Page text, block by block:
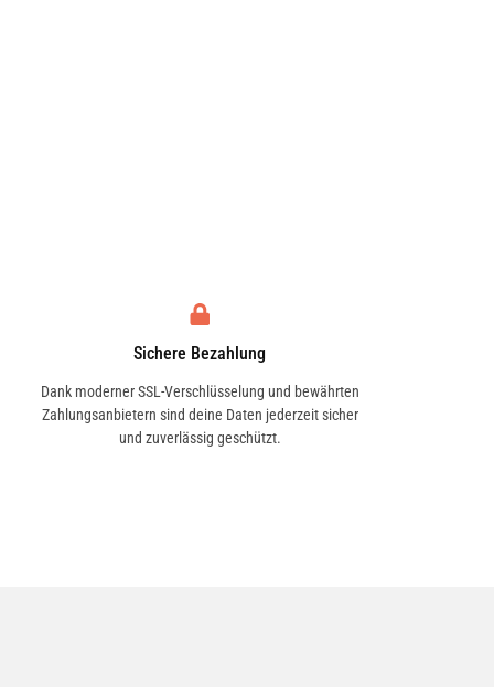
Sichere Bezahlung
Dank moderner SSL-Verschlüsselung und bewährten
Zahlungsanbietern sind deine Daten jederzeit sicher
und zuverlässig geschützt.